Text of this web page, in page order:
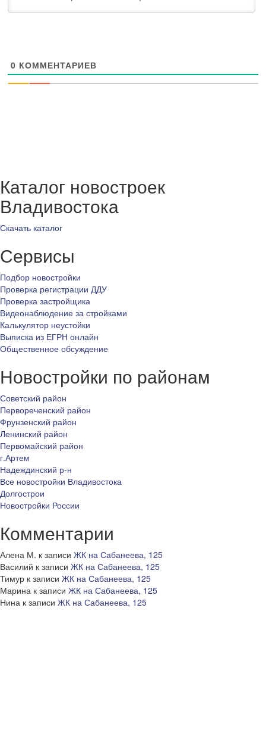
0 КОММЕНТАРИЕВ
Каталог новостроек
Владивостока
Скачать каталог
Сервисы
Подбор новостройки
Проверка регистрации ДДУ
Проверка застройщика
Видеонаблюдение за стройками
Калькулятор неустойки
Выписка из ЕГРН онлайн
Общественное обсуждение
Новостройки по районам
Советский район
Первореченский район
Фрунзенский район
Ленинский район
Первомайский район
г.Артем
Надеждинский р-н
Все новостройки Владивостока
Долгострои
Новостройки России
Комментарии
Алена М. к записи ЖК на Сабанеева, 125
Василий к записи ЖК на Сабанеева, 125
Тимур к записи ЖК на Сабанеева, 125
Марина к записи ЖК на Сабанеева, 125
Нина к записи ЖК на Сабанеева, 125